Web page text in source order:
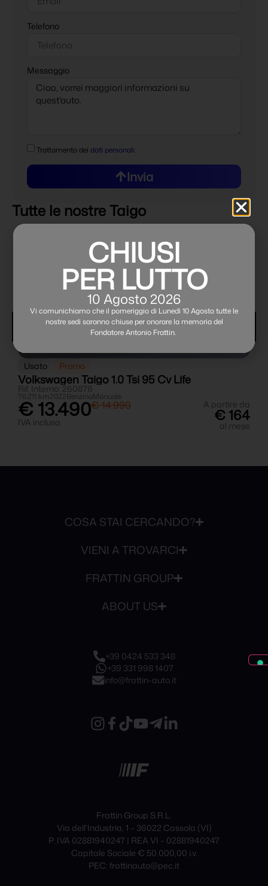
Telefono
Messaggio
Trattamento dei dati personali.
Invia
Tutte le nostre Taigo
Usato Promo
Volkswagen Taigo 1.0 Tsi 95 Cv Life
Rif. Interno: 260876
76.211 km2022BenzinaManuale
€ 13.490€ 14.990
IVA inclusa
A partire da
€ 164
al mese
COSA STAI CERCANDO?
VIENI A TROVARCI
FRATTIN GROUP
ABOUT US
+39 0424 533 348
+39 331 998 1407
info@frattin-auto.it
Frattin Group S.R.L.
Via dell’Industria, 1 – 36022 Cassola (VI)
P. IVA 02881940247 | REA VI – 02881940247
Capitale Sociale € 50.000,00 i.v.
PEC: frattinauto@pec.it
CHIUSI
PER LUTTO
10 Agosto 2026
Vi comunichiamo che il pomeriggio di Lunedì 10 Agosto tutte le
nostre sedi saranno chiuse per onorare la memoria del
Fondatore Antonio Frattin.